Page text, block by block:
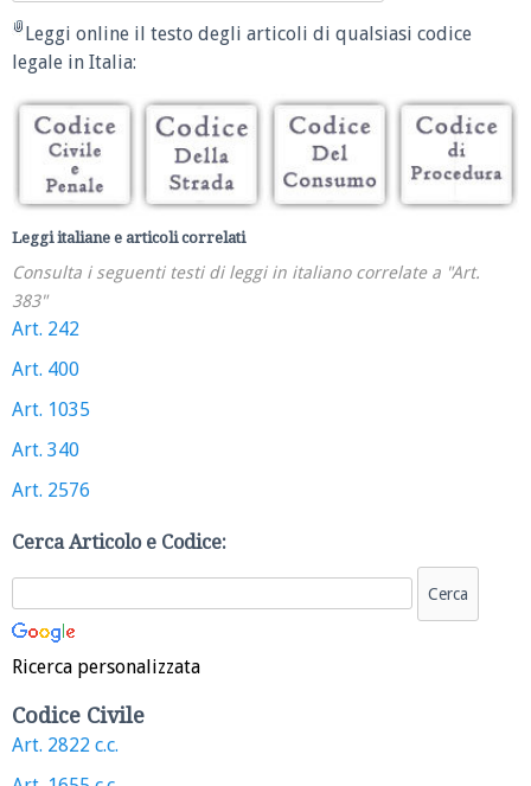
Leggi online il testo degli articoli di qualsiasi codice
legale in Italia:
Leggi italiane e articoli correlati
Consulta i seguenti testi di leggi in italiano correlate a "Art.
383"
Art. 242
Art. 400
Art. 1035
Art. 340
Art. 2576
Cerca Articolo e Codice:
Ricerca personalizzata
Codice Civile
Art. 2822 c.c.